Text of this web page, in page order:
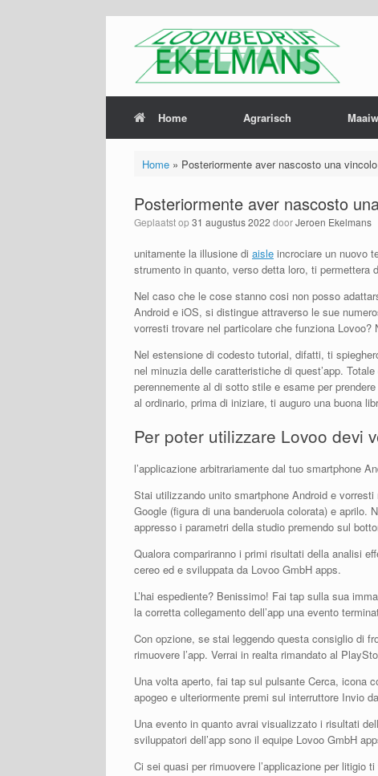
Home Agrarisch
Home» Posteriormente aver nascosto una
Posteriormente aver nascosto
Geplaatst op31 augustus 2022 doorJeroen Ekelmans
unitamente la illusione di aisle incrociare un nuovo
strumento in quanto, verso detta loro, ti
Nel caso che le cose stanno cosi non posso
Android e iOS, si distingue attraverso le sue
vorresti trovare nel particolare che funziona
Nel estensione di codesto tutorial, difatti, ti
nel minuzia delle caratteristiche di quest’app.
perennemente al di sotto stile e esame per
al ordinario, prima di iniziare, ti auguro una buona
Per poter utilizzare Lovoo devi
l’applicazione arbitrariamente dal tuo smartphone
Stai utilizzando unito smartphone Android e
Google (figura di una banderuola colorata) e
appresso i parametri della studio premendo sul
Qualora compariranno i primi risultati della analisi
cereo ed e sviluppata da Lovoo GmbH apps.
L’hai espediente? Benissimo! Fai tap sulla sua
la corretta collegamento dell’app una evento
Con opzione, se stai leggendo questa consiglio di
rimuovere l’app. Verrai in realta rimandato al
Una volta aperto, fai tap sul pulsante Cerca, icona
apogeo e ulteriormente premi sul interruttore Invio
Una evento in quanto avrai visualizzato i risultati
sviluppatori dell’app sono il equipe Lovoo GmbH
Ci sei quasi per rimuovere l’applicazione per litigio